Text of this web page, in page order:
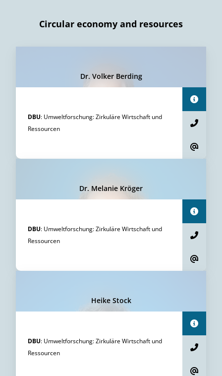
Circular economy and resources
Dr. Volker Berding
DBU: Umweltforschung:Zirkuläre Wirtschaft und
Ressourcen
Dr. Melanie Kröger
DBU: Umweltforschung:Zirkuläre Wirtschaft und
Ressourcen
Heike Stock
DBU: Umweltforschung:Zirkuläre Wirtschaft und
Ressourcen